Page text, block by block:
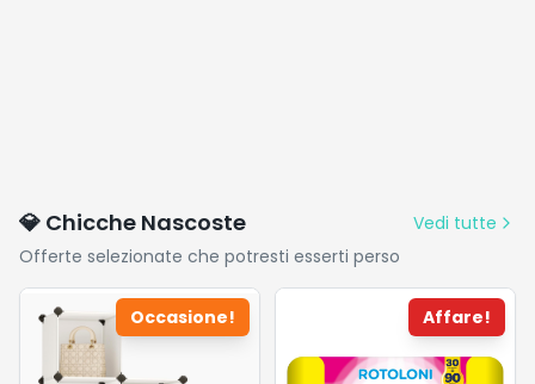
💎 Chicche Nascoste
Vedi tutte
Offerte selezionate che potresti esserti perso
Occasione! Affare!